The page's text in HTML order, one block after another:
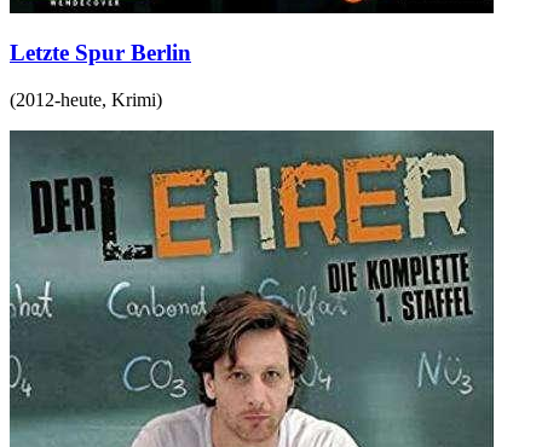
Letzte Spur Berlin
(2012-heute, Krimi)